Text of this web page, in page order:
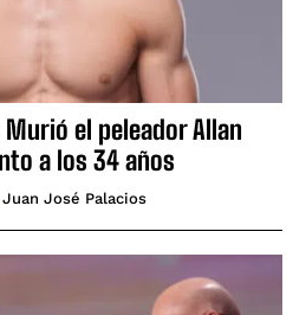
Murió el peleador Allan
a los 34 años
Juan José Palacios